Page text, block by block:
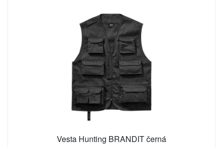
Vesta Hunting BRANDIT černá